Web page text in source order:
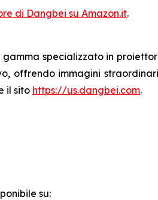
di Dangbei su Amazon.it.
specializzato in
offrendo immagini
il sito https://us.dangbei.com.
su: